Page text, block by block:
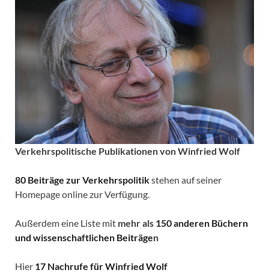
Verkehrspolitische Publikationen von Winfried Wolf
80 Beiträge zur Verkehrspolitikstehen auf seiner
Homepage online zur Verfügung.
Außerdem eine Liste mit mehr als 150 anderen Büchern
und wissenschaftlichen Beiträgen
Hier 17 Nachrufe für Winfried Wolf